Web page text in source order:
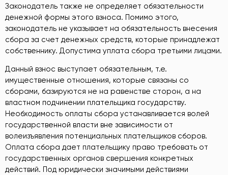
Законодатель также не определяет обязательности
денежной формы этого взноса. Помимо этого,
законодатель не указывает на обязательность внесения
сбора за счет денежных средств, которые принадлежат
собственнику. Допустима уплата сбора третьими лицами.
Данный взнос выступает обязательным, т.е.
имущественные отношения, которые связаны со
сборами, базируются не на равенстве сторон, а на
властном подчинении плательщика государству.
Необходимость оплаты сбора устанавливается волей
государственной власти вне зависимости от
волеизъявления потенциальных плательщиков сборов.
Оплата сбора дает плательщику право требовать от
государственных органов свершения конкретных
действий. Под юридически значимыми действиями